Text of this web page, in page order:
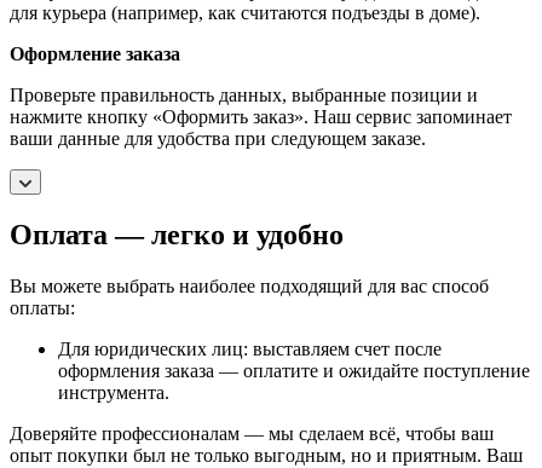
для курьера (например, как считаются подъезды в доме).
Оформление заказа
Проверьте правильность данных, выбранные позиции и
нажмите кнопку «Оформить заказ». Наш сервис запоминает
ваши данные для удобства при следующем заказе.
Оплата — легко и удобно
Вы можете выбрать наиболее подходящий для вас способ
оплаты:
Для юридических лиц: выставляем счет после
оформления заказа — оплатите и ожидайте поступление
инструмента.
Доверяйте профессионалам — мы сделаем всё, чтобы ваш
опыт покупки был не только выгодным, но и приятным. Ваш